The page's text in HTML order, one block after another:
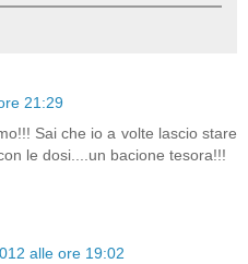
21:29
Sai che io a volte lascio stare
le dosi....un bacione tesora!!!
alle ore 19:02